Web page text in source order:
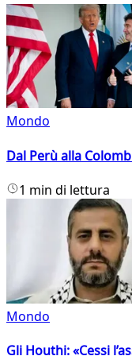
Mondo
Dal Perù alla
1 min di lettura
Mondo
Gli Houthi: «Cessi